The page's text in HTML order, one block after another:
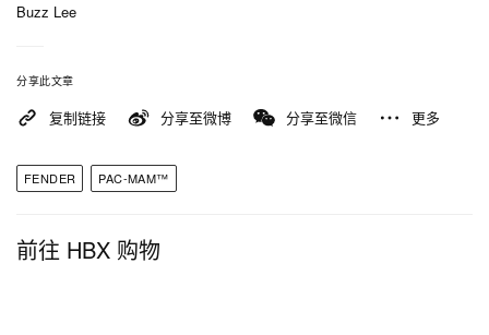
Buzz Lee
分享此文章
复制链接 分享至微博 分享至微信 更多
FENDER PAC-MAM™
前往 HBX 购物